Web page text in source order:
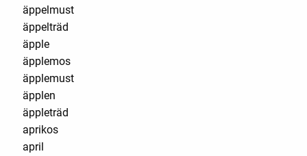
äppelmust
äppelträd
äpple
äpplemos
äpplemust
äpplen
äppleträd
aprikos
april